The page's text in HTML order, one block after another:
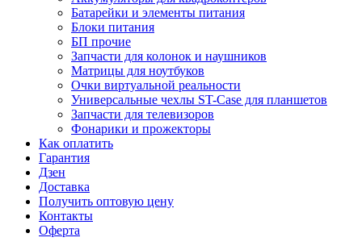
Батарейки и элементы питания
Блоки питания
БП прочие
Запчасти для колонок и наушников
Матрицы для ноутбуков
Очки виртуальной реальности
Универсальные чехлы ST-Case для планшетов
Запчасти для телевизоров
Фонарики и прожекторы
Как оплатить
Гарантия
Дзен
Доставка
Получить оптовую цену
Контакты
Оферта